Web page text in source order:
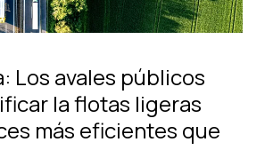
Los avales públicos
la flotas ligeras
más eficientes que